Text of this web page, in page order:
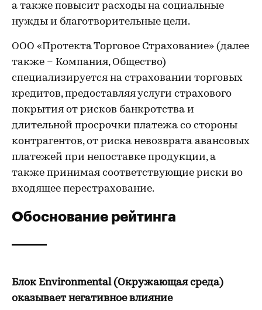
а также повысит расходы на социальные
нужды и благотворительные цели.
ООО «Протекта Торговое Страхование» (далее
также – Компания, Общество)
специализируется на страховании торговых
кредитов, предоставляя услуги страхового
покрытия от рисков банкротства и
длительной просрочки платежа со стороны
контрагентов, от риска невозврата авансовых
платежей при непоставке продукции, а
также принимая соответствующие риски во
входящее перестрахование.
Обоснование рейтинга
Блок Environmental (Окружающая среда)
оказывает негативное влияние